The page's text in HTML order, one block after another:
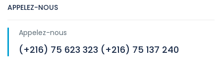
APPELEZ-NOUS
Appelez-nous
(+216) 75 623 323 (+216) 75 137 240